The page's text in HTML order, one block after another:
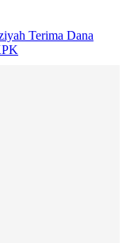
Terima Dana